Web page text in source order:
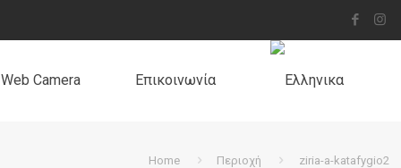
Web Camera Επικοινωνία
Home Περιοχή ziria-a-katafygio2